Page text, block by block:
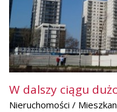
W dalszy ciągu
Nieruchomości /